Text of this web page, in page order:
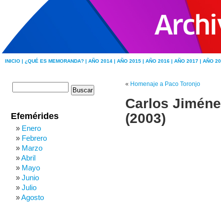
INICIO | ¿QUÉ ES MEMORANDA? | AÑO 2014 | AÑO 2015 | AÑO 2016 | AÑO 2017 | AÑO
« Homenaje a Paco Toronjo
Carlos
(2003)
Efemérides
Enero
Febrero
Marzo
Abril
Mayo
Junio
Julio
Agosto